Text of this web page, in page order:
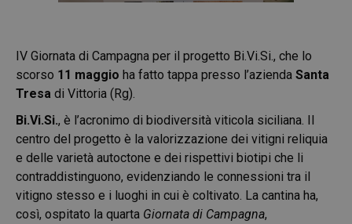
IV Giornata di Campagna per il progetto Bi.Vi.Si., che lo
scorso 11 maggio ha fatto tappa presso l’azienda Santa
Tresa di Vittoria (Rg).
Bi.Vi.Si., è l’acronimo di biodiversità viticola siciliana. Il
centro del progetto è la valorizzazione dei vitigni reliquia
e delle varietà autoctone e dei rispettivi biotipi che li
contraddistinguono, evidenziando le connessioni tra il
vitigno stesso e i luoghi in cui è coltivato. La cantina ha,
così, ospitato la quarta Giornata di Campagna,